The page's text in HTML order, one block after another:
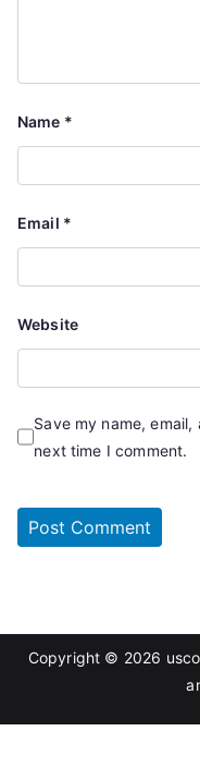
Name *
Email *
Website
Save my name,
next time I comment.
Copyright © 2026